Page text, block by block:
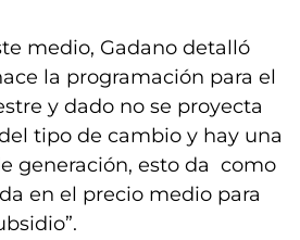
medio, Gadano detalló
la programación para el
y dado no se proyecta
tipo de cambio y hay una
generación, esto da como
en el precio medio para